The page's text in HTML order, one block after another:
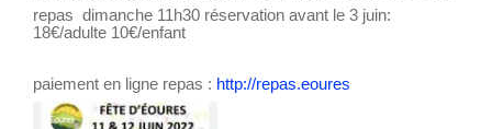
repas dimanche 11h30 réservation avant le 3 juin:
18€/adulte 10€/enfant
paiement en ligne repas : http://repas.eoures